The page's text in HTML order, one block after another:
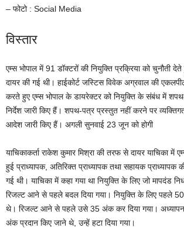
– फोटो : Social Media
विस्तार
एम्स भोपाल में 91 डॉक्टरों की नियुक्ति प्रक्रिया को चुनौती देते
दायर की गई थी। हाईकोर्ट जस्टिस विवेक अग्रवाल की
करते हुए एम्स भोपाल के डायरेक्टर को नियुक्ति के संबंध में
निर्देश जारी किए हैं। शपथ-पत्र प्रस्तुत नहीं करने पर
आदेश जारी किए हैं। अगली सुनवाई 23 जून को होगी
याचिकाकर्ता राकेश कुमार मिश्रा की तरफ से दायर याचिका में
हुई प्राध्यापक, अतिरिक्त प्राध्यापक तथा सहायक प्राध्यापक
गई थी। याचिका में कहा गया था नियुक्ति के लिए जो मापदंड
रिजल्ट आने से पहले बदल दिया गया। नियुक्ति के लिए पहले 50
थे। रिजल्ट आने से पहले उसे 35 अंक कर दिया गया।
अंक प्रदान किए जाने थे, उन्हें हटा दिया गया।